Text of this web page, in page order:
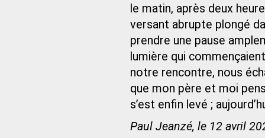
le matin, après deux
versant abrupte plongé
prendre une pause
lumière qui
notre rencontre, nous
que mon père et moi
s’est enfin levé ;
Paul Jeanzé, le 12 avril